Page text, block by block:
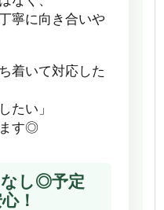
寧に向き合いや
着いて対応した
たい」
す◎
し◎予定
！